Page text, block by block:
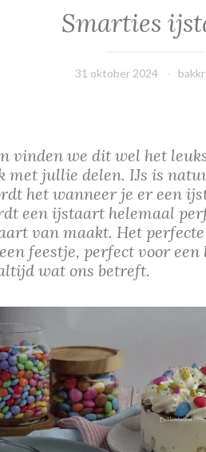
Smarties
31 oktober 2024
vinden we dit wel het
met jullie delen. IJs is
het wanneer je er een
een ijstaart helemaal
van maakt. Het perfecte
feestje, perfect voor
wat ons betreft.